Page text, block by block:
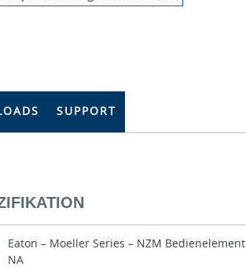
SUPPORT
Eaton – Moeller Series – NZM Bedienelement
NA